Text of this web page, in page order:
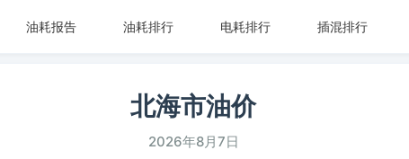
油耗报告 油耗排行 电耗排行 插混排行
北海市油价
2026年8月7日